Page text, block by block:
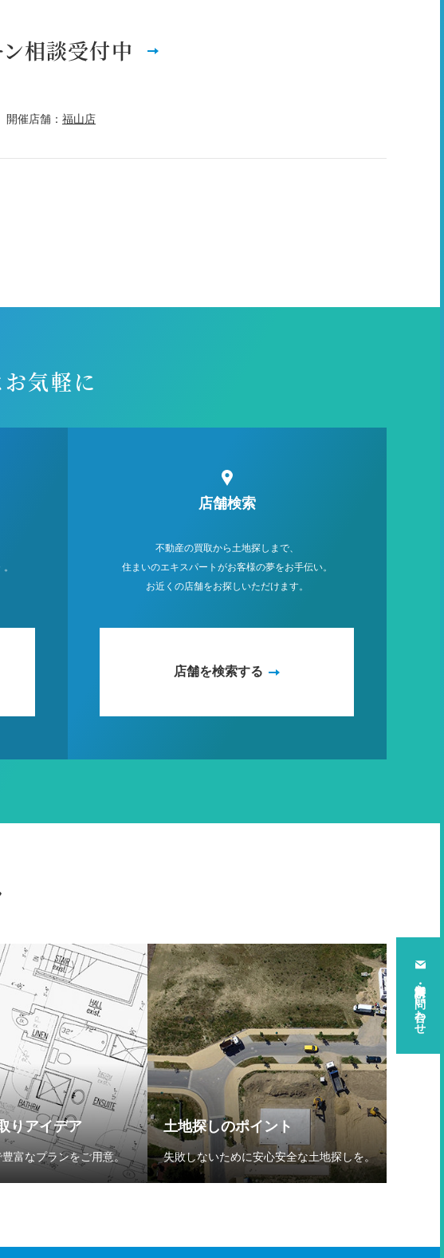
資料請求・お問い合わせ
相談受付中
開催店舗： 福山店
気軽に
店舗検索
不動産の買取から土地探しまで、
住まいのエキスパートがお客様の夢をお手伝い。
お近くの店舗をお探しいただけます。
店舗を検索する
りアイデア
富なプランをご用意。
土地探しのポイント
失敗しないために安心安全な土地探しを。